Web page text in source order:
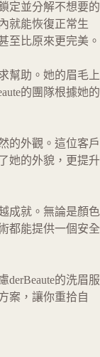
定並分解不想要的
就能恢復正常生
至比原來更完美。
幫助。她的眉毛上
的團隊根據她的
的外觀。這位客戶
她的外貌，更提升
成就。無論是顏色
都能提供一個安全
的洗眉服
案，讓你重拾自